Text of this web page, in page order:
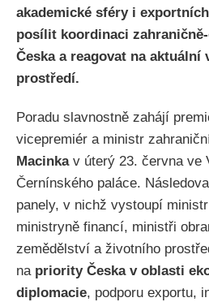
akademické sféry i
posílit koordinaci
Česka a reagovat na aktuální
prostředí.
Poradu slavnostně zahájí
vicepremiér a ministr
Macinkav úterý 23. června ve
Černínského paláce.
panely, v nichž vystoupí
ministryně financí, ministři
zemědělství a životního
na priority Česka v oblasti
diplomacie, podporu exportu,